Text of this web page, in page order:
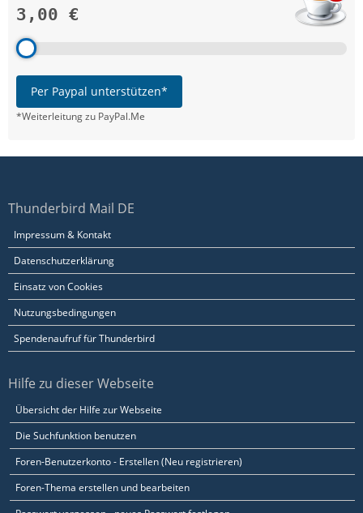
3,00 €
Per Paypal unterstützen*
*Weiterleitung zu PayPal.Me
Thunderbird Mail DE
Impressum & Kontakt
Datenschutzerklärung
Einsatz von Cookies
Nutzungsbedingungen
Spendenaufruf für Thunderbird
Hilfe zu dieser Webseite
Übersicht der Hilfe zur Webseite
Die Suchfunktion benutzen
Foren-Benutzerkonto - Erstellen (Neu registrieren)
Foren-Thema erstellen und bearbeiten